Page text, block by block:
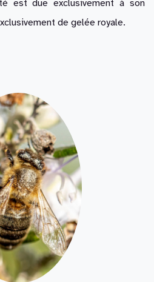
est due exclusivement à son
de gelée royale.